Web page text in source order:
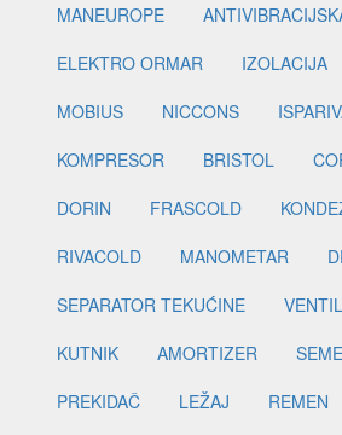
MANEUROPE
ELEKTRO ORMAR
IZOLACIJA
MOBIUS
NICCONS
KOMPRESOR
BRISTOL
DORIN
FRASCOLD
RIVACOLD
MANOMETAR
SEPARATOR TEKUĆINE
KUTNIK
AMORTIZER
PREKIDAČ
LEŽAJ
REMEN